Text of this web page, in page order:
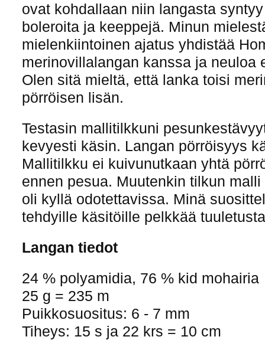
ovat kohdallaan niin langasta
boleroita ja keeppejä. Minun
mielenkiintoinen ajatus yhdistää
merinovillalangan kanssa ja neuloa
Olen sitä mieltä, että lanka toisi
pörröisen lisän.
Testasin mallitilkkuni
kevyesti käsin. Langan pörröisyys
Mallitilkku ei kuivunutkaan yhtä
ennen pesua. Muutenkin tilkun
oli kyllä odotettavissa. Minä
tehdyille käsitöille pelkkää
Langan tiedot
24 % polyamidia, 76 % kid mohairia
25 g = 235 m
Puikkosuositus: 6 - 7 mm
Tiheys: 15 s ja 22 krs = 10 cm